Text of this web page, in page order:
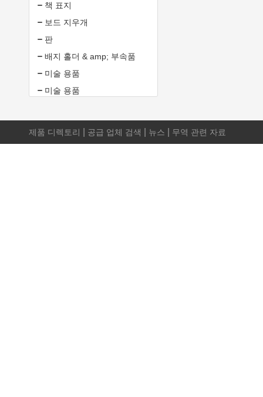
책 표지
보드 지우개
판
배지 홀더 & amp; 부속품
미술 용품
미술 용품
제품 디렉토리 공급 업체 검색 뉴스 무역 관련 자료